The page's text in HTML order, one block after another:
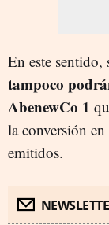
En este sentido,
tampoco
AbenewCo 1
la conversión
emitidos.